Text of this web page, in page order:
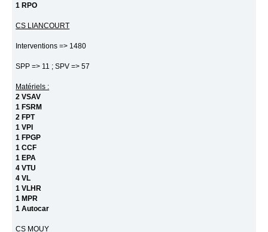
1 RPO
CS LIANCOURT
Interventions => 1480
SPP => 11 ; SPV => 57
Matériels :
2 VSAV
1 FSRM
2 FPT
1 VPI
1 FPGP
1 CCF
1 EPA
4 VTU
4 VL
1 VLHR
1 MPR
1 Autocar
CS MOUY